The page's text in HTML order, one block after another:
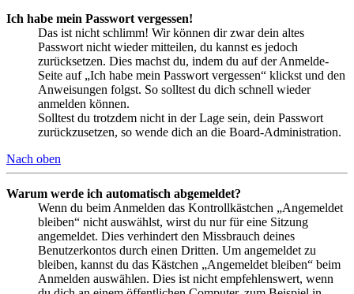
Ich habe mein Passwort vergessen!
Das ist nicht schlimm! Wir können dir zwar dein altes
Passwort nicht wieder mitteilen, du kannst es jedoch
zurücksetzen. Dies machst du, indem du auf der Anmelde-
Seite auf „Ich habe mein Passwort vergessen“ klickst und den
Anweisungen folgst. So solltest du dich schnell wieder
anmelden können.
Solltest du trotzdem nicht in der Lage sein, dein Passwort
zurückzusetzen, so wende dich an die Board-Administration.
Nach oben
Warum werde ich automatisch abgemeldet?
Wenn du beim Anmelden das Kontrollkästchen „Angemeldet
bleiben“ nicht auswählst, wirst du nur für eine Sitzung
angemeldet. Dies verhindert den Missbrauch deines
Benutzerkontos durch einen Dritten. Um angemeldet zu
bleiben, kannst du das Kästchen „Angemeldet bleiben“ beim
Anmelden auswählen. Dies ist nicht empfehlenswert, wenn